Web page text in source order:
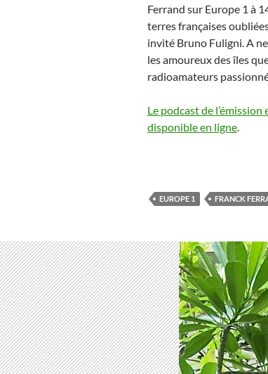
Ferrand sur Europe 1 à
terres françaises
invité Bruno Fuligni. A
les amoureux des îles
radioamateurs
Le podcast de
disponible en ligne.
EUROPE 1 FRANCK